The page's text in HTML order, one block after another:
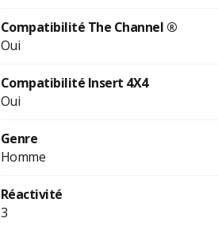
Compatibilité The Channel ®
Oui
Compatibilité Insert 4X4
Oui
Genre
Homme
Réactivité
3